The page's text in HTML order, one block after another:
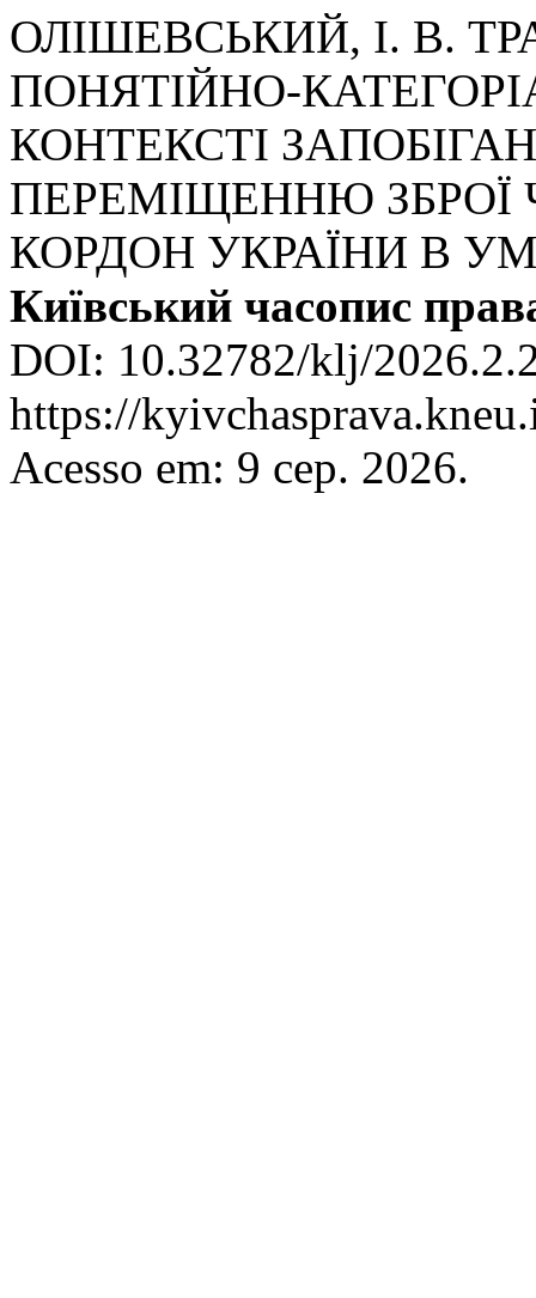
ОЛІШЕВСЬКИЙ, І. В.
ПОНЯТІЙНО-
КОНТЕКСТІ
ПЕРЕМІЩЕННЮ ЗБРОЇ
КОРДОН УКРАЇНИ В
Київський часопис
DOI: 10.32782/klj/
https://
Acesso em: 9 сер. 2026.